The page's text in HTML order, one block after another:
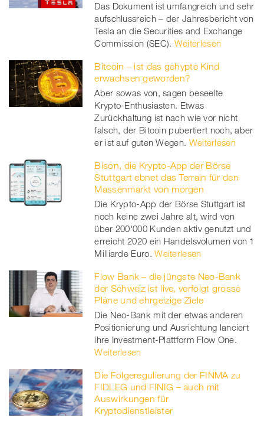
Das Dokument ist umfangreich und sehr
aufschlussreich – der Jahresbericht von
Tesla an die Securities and Exchange
Commission (SEC). Weiterlesen
Bitcoin – ist das gehypte Kind
erwachsen geworden?
Aber sowas von, sagen beseelte
Krypto-Enthusiasten. Etwas
Zurückhaltung ist nach wie vor nicht
falsch, der Bitcoin pubertiert noch, aber
er ist auf guten Wegen. Weiterlesen
Bison, die Krypto-App der Börse
Stuttgart ebnet das Terrain für den
Massenmarkt von morgen
Die Krypto-App der Börse Stuttgart ist
noch keine zwei Jahre alt, wird von
über 200'000 Kunden aktiv genutzt und
erreicht 2020 ein Handelsvolumen von 1
Milliarde Euro. Weiterlesen
Flow Bank – die jüngste Neo-Bank
der Schweiz ist live, verfolgt grosse
Pläne und ehrgeizige Ziele
Die Neo-Bank mit der etwas anderen
Positionierung und Ausrichtung lanciert
ihre Investment-Plattform Flow One.
Weiterlesen
Die Folgeregulierung der FINMA zu
FIDLEG und FINIG – auch mit
Auswirkungen für
Kryptodienstleister